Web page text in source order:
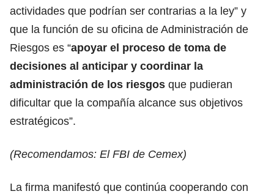
actividades que podrían ser contrarias a la ley” y
que la función de su oficina de Administración de
Riesgos es “apoyar el proceso de toma de
decisiones al anticipar y coordinar la
administración de los riesgos que pudieran
dificultar que la compañía alcance sus objetivos
estratégicos”.
(Recomendamos: El FBI de Cemex)
La firma manifestó que continúa cooperando con